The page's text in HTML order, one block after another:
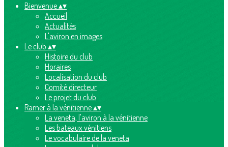
Bienvenue▴▾
Accueil
Actualités
L'aviron en images
Le club ▴▾
Histoire du club
Horaires
Localisation du club
Comité directeur
Le projet du club
Ramer à la vénitienne▴▾
La veneta, l'aviron à la vénitienne
Les bateaux vénitiens
Le vocabulaire de la veneta